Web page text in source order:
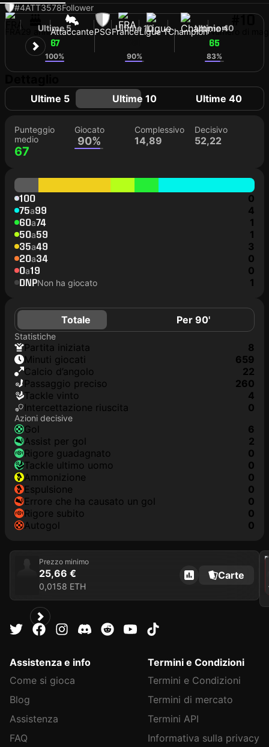
#4ATT3578Follower
29 anniAttaccantePSGFranceLigue 1ChampionNumero di
Ultime 5
67
100%
Ultime 10
90%
Ultime 40
65
83%
Ultime 5 Ultime 10 Ultime 40
Punteggio
medio
67
Giocato
90%
Complessivo
14,89
Decisivo
52,22
100 0
75a99 4
60a74 1
50a59 1
35a49 3
20a34 0
0a19 0
DNPNon ha giocato 1
Totale Per 90'
Statistiche
Partita iniziata
8
Minuti giocati
659
Calcio d’angolo
22
Passaggio preciso
260
Tackle vinto
4
Intercettazione riuscita
0
Azioni decisive
Gol
6
Assist per gol
2
Rigore guadagnato
0
Tackle ultimo uomo
0
Ammonizione
0
Espulsione
0
Errore che ha causato un gol
0
Rigore subito
0
Autogol
0
Prezzo minimo
25,66 €
0,0158 ETH
Carte
2022
Assistenza e info
Come si gioca
Blog
Assistenza
FAQ
Termini e Condizioni
Termini e Condizioni
Termini di mercato
Termini API
Informativa sulla privacy